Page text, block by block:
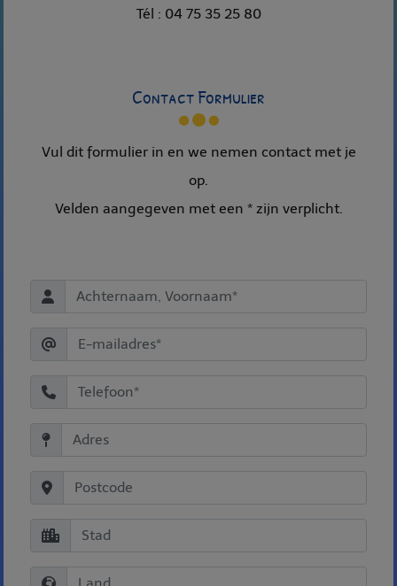
Tél : 04 75 35 25 80
Contact Formulier
Vul dit formulier in en we nemen contact met je
op.
Velden aangegeven met een * zijn verplicht.